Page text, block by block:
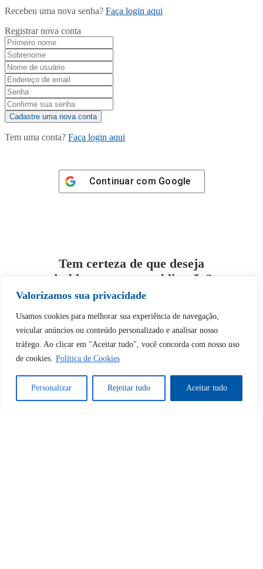
Valorizamos sua privacidade
Usamos cookies para melhorar sua experiência de navegação,
veicular anúncios ou conteúdo personalizado e analisar nosso
tráfego. Ao clicar em "Aceitar tudo", você concorda com nosso uso
de cookies. Política de Cookies
Personalizar Rejeitar tudo Aceitar tudo
Recebeu uma nova senha? Faça login aqui
Registrar nova conta
Tem uma conta? Faça login aqui
Continuar com Google
Tem certeza de que deseja
desbloquear esta publicação?
Desbloquear esquerda : 0
Sim Não